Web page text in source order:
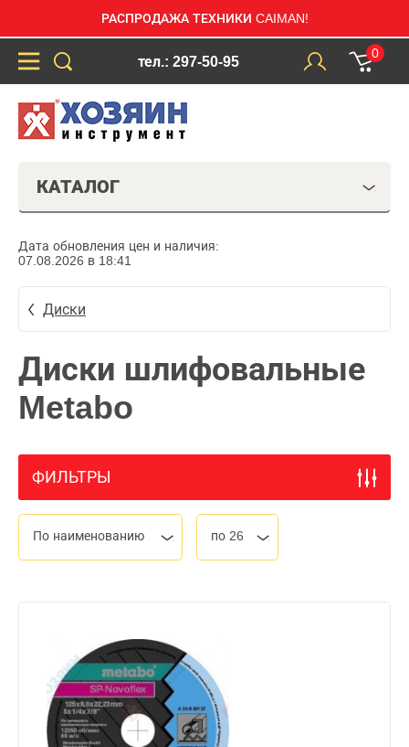
РАСПРОДАЖА ТЕХНИКИ CAIMAN!
тел.: 297-50-95
0
КАТАЛОГ
Дата обновления цен и наличия:
07.08.2026 в 18:41
Диски
Диски шлифовальные
Metabo
ФИЛЬТРЫ
По наименованию по 26